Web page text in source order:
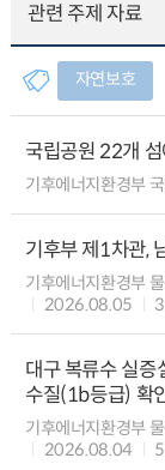
관련 주제 자료
자연보호
국립공원 22개
기후에너지환경부
기후부 제1차관,
기후에너지환경부
2026.08.05
대구 복류수 실
수질(1b등급) 확
기후에너지환경부
2026.08.04